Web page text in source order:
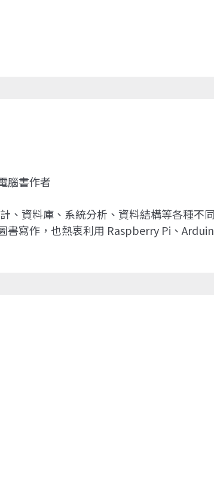
腦書作者
資料庫、系統分析、資料結構等各種不
寫作，也熱衷利用 Raspberry Pi、